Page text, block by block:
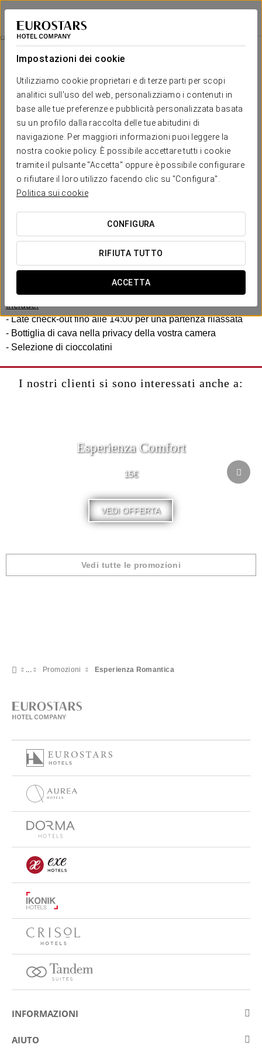
Impostazioni dei cookie
Utilizziamo cookie proprietari e di terze parti per scopi
analitici sull'uso del web, personalizziamo i contenuti in
base alle tue preferenze e pubblicità personalizzata basata
su un profilo dalla raccolta delle tue abitudini di
navigazione. Per maggiori informazioni puoi leggere la
nostra cookie policy. È possibile accettare tutti i cookie
tramite il pulsante "Accetta" oppure è possibile configurare
o rifiutare il loro utilizzo facendo clic su "Configura".
Politica sui cookie
CONFIGURA
RIFIUTA TUTTO
ACCETTA
Exe Portals Nous
MAIORCA - PORTALS NOUS
Esperienza Romantica
€ 35
Esperienza Romantica
Dettagli per sorprendere. Tutto pronto per permettervi di
concentrarvi solo sul godervi l’amore.
All’Exe Portal Nous, abbiamo creato un’esperienza
romantica pensata per condividere con il vostro partner.
Include:
- Late check-out fino alle 14:00 per una partenza rilassata
- Bottiglia di cava nella privacy della vostra camera
- Selezione di cioccolatini
I nostri clienti si sono interessati anche a:
Esperienza Comfort
15€
VEDI OFFERTA
Vedi tutte le promozioni
Promozioni Esperienza Romantica
INFORMAZIONI
Su Eurostars Hotel Company
AIUTO